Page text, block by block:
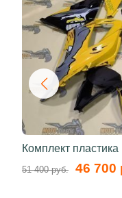
Комплект
51 400 руб. 46 700